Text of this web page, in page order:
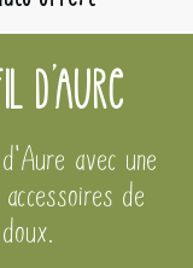
d'Aure
avec une
de